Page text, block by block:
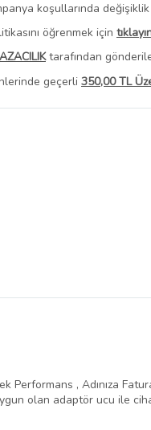
koşullarında değişiklik
öğrenmek için
tarafından
geçerli 350,00 TL
Ürünlerini Görüntüle
, Adınıza
olan adaptör ucu ile